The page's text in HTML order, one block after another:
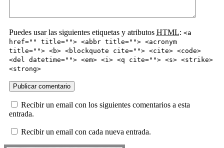
Puedes usar las siguientes etiquetas y atributos HTML: <a
href="" title=""> <abbr title=""> <acronym
title=""> <b> <blockquote cite=""> <cite> <code>
<del datetime=""> <em> <i> <q cite=""> <s> <strike>
<strong>
Recibir un email con los siguientes comentarios a esta
entrada.
Recibir un email con cada nueva entrada.